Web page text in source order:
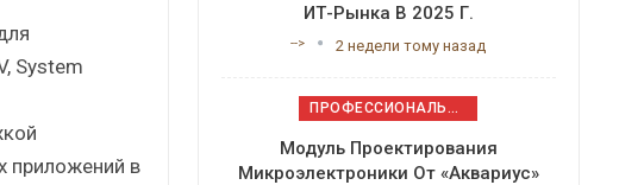
System
приложений в
ИТ-Рынка В 2025 Г.
--> 2 недели тому назад
ПРОФЕССИОНАЛЬНОЕ ПРИКЛАДНОЕ ПО
Модуль Проектирования
Микроэлектроники От «Аквариус»